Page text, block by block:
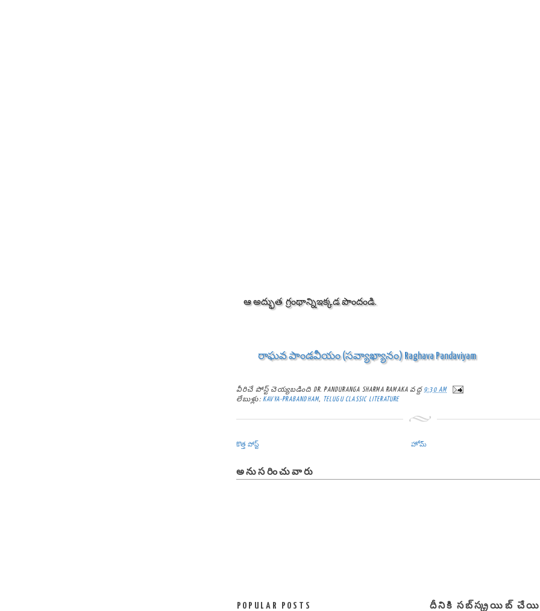
ఆ అద్భుత గ్రంథాన్నిఇక్కడ పొందండి.
రాఘవ పాండవీయం (సవ్యాఖ్యానం) Raghava Pandaviyam
వీరిచే పోస్ట్ చెయ్యబడింది DR. PANDURANGA SHARMA RAMAKA వద్ద 9:30 AM
లేబుళ్లు:KAVYA-PRABANDHAM, TELUGU CLASSIC LITERATURE
కొత్త పోస్ట్ హోమ్
అనుసరించువారు
POPULAR POSTS దీనికి సబ్‌స్క్రయిబ్